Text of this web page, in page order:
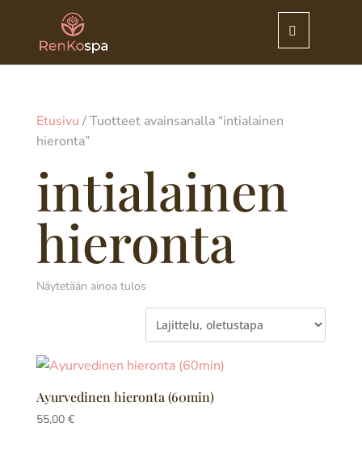
Etusivu / Tuotteet avainsanalla “intialainen
hieronta”
intialainen
hieronta
Näytetään ainoa tulos
Ayurvedinen hieronta (60min)
55,00 €